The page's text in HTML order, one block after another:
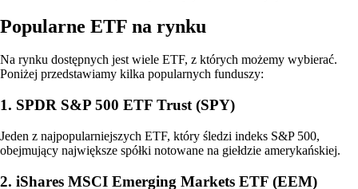
Popularne ETF na rynku
Na rynku dostępnych jest wiele ETF, z których możemy wybierać.
Poniżej przedstawiamy kilka popularnych funduszy:
1. SPDR S&P 500 ETF Trust (SPY)
Jeden z najpopularniejszych ETF, który śledzi indeks S&P 500,
obejmujący największe spółki notowane na giełdzie amerykańskiej.
2. iShares MSCI Emerging Markets ETF (EEM)